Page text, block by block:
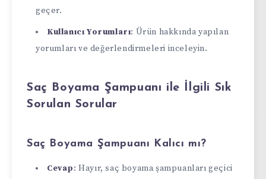
geçer.
Kullanıcı Yorumları: Ürün hakkında yapılan
yorumları ve değerlendirmeleri inceleyin.
Saç Boyama Şampuanı ile İlgili Sık
Sorulan Sorular
Saç Boyama Şampuanı Kalıcı mı?
Cevap: Hayır, saç boyama şampuanları geçici